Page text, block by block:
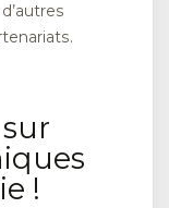
!